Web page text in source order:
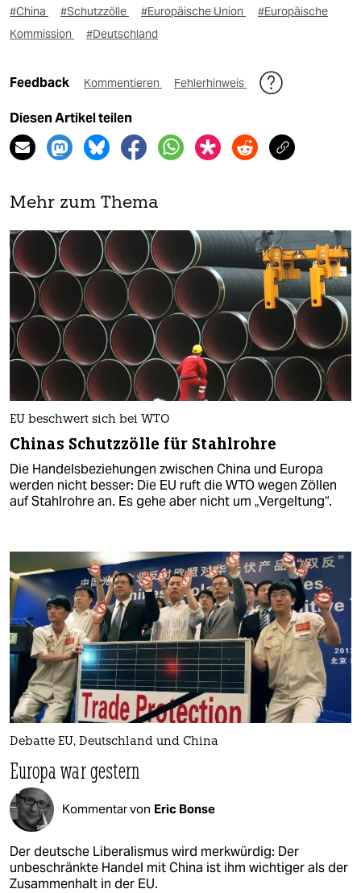
#China #Schutzzölle #Europäische Union
#Europäische
Kommission
#Deutschland
Feedback Kommentieren Fehlerhinweis
Diesen Artikel teilen
Mehr zum Thema
EU beschwert sich bei WTO
Chinas Schutzzölle für Stahlrohre
Die Handelsbeziehungen zwischen China und Europa
werden nicht besser: Die EU ruft die WTO wegen Zöllen
auf Stahlrohre an. Es gehe aber nicht um „Vergeltung“.
Debatte EU, Deutschland und China
Europa war gestern
Kommentar von Eric Bonse
Der deutsche Liberalismus wird merkwürdig: Der
unbeschränkte Handel mit China ist ihm wichtiger als der
Zusammenhalt in der EU.